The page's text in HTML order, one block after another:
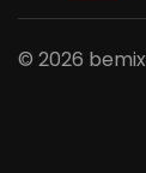
© 2026